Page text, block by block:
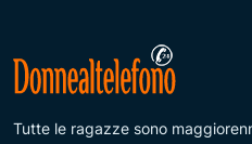
Tutte le ragazze sono